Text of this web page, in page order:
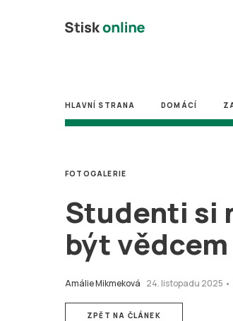
HLAVNÍ STRANA DOMÁCÍ
Studenti si
být vědcem
Amálie Mikmeková 24. listopadu 2025 •
FOTOGALERIE
ZPĚT NA ČLÁNEK